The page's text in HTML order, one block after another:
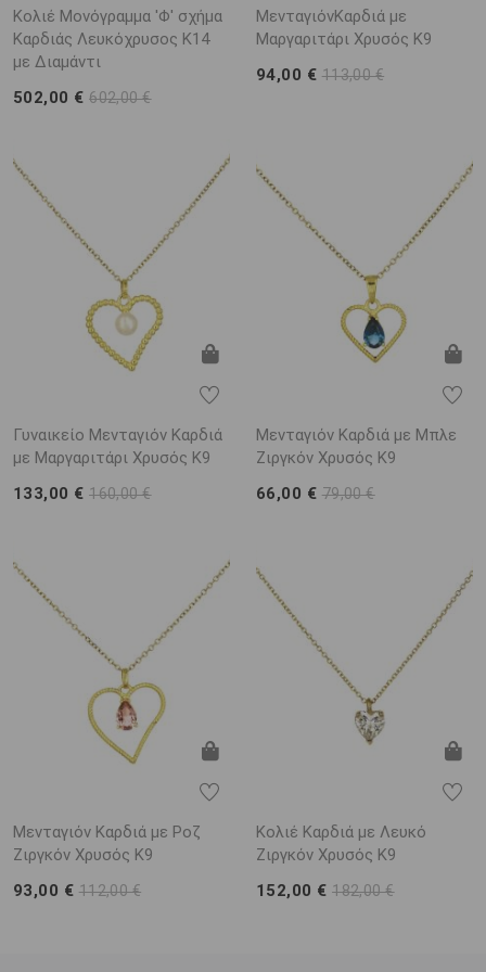
Κολιέ Μονόγραμμα 'Φ' σχήμα
Καρδιάς Λευκόχρυσος K14
με Διαμάντι
502,00 €602,00 €
ΜενταγιόνΚαρδιά με
Μαργαριτάρι Χρυσός K9
94,00 € 113,00 €
Γυναικείο Μενταγιόν Καρδιά
με Μαργαριτάρι Χρυσός K9
133,00 €160,00 €
Μενταγιόν Καρδιά με Μπλε
Ζιργκόν Χρυσός K9
66,00 € 79,00 €
Μενταγιόν Καρδιά με Ροζ
Ζιργκόν Χρυσός K9
93,00 € 112,00 €
Κολιέ Καρδιά με Λευκό
Ζιργκόν Χρυσός Κ9
152,00 €182,00 €